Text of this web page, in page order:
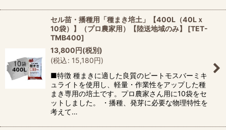
セル苗・播種用「種まき培土」【400L（40Lｘ
10袋）】（プロ農家用）【陸送地域のみ】
[TET-
TMB400]
13,800円(税別)
(税込: 15,180円)
■特徴 種まきに適した良質のピートモスバーミキ
ュライトを使用し、軽量・作業性をアップした種
まき専用の培土です。プロ農家さん用に10袋をセ
ットしました。 ・播種、発芽に必要な物理特性を
考えて…